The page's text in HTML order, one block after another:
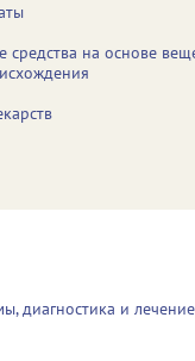
средства на основе
диагностика и